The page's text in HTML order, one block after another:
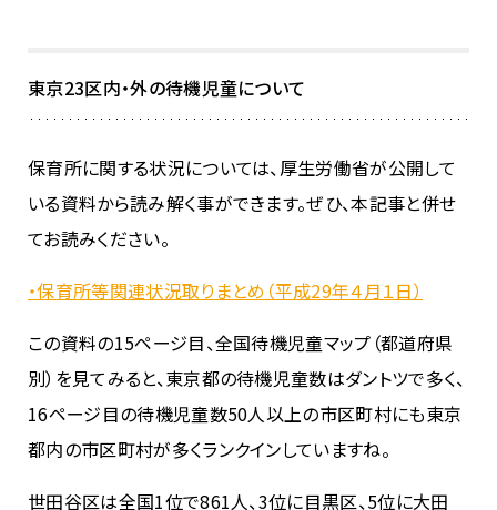
東京23区内・外の待機児童について
保育所に関する状況については、厚生労働省が公開して
いる資料から読み解く事ができます。ぜひ、本記事と併せ
てお読みください。
・保育所等関連状況取りまとめ（平成29年４月１日）
この資料の15ページ目、全国待機児童マップ（都道府県
別）を見てみると、東京都の待機児童数はダントツで多く、
16ページ目の待機児童数50人以上の市区町村にも東京
都内の市区町村が多くランクインしていますね。
世田谷区は全国1位で861人、3位に目黒区、5位に大田